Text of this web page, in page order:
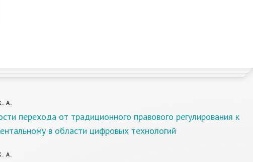
А.
перехода от традиционного правового регулирования к
в области цифровых технологий
А.